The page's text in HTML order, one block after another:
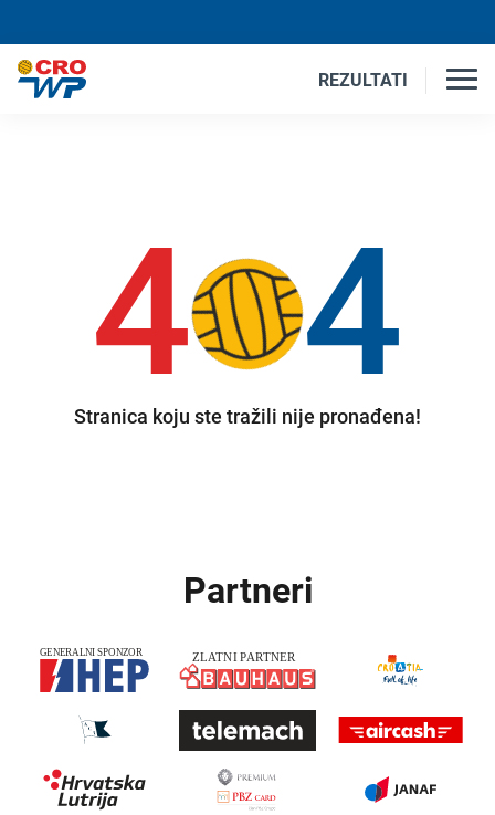
REZULTATI
4 4
Stranica koju ste tražili nije pronađena!
Partneri